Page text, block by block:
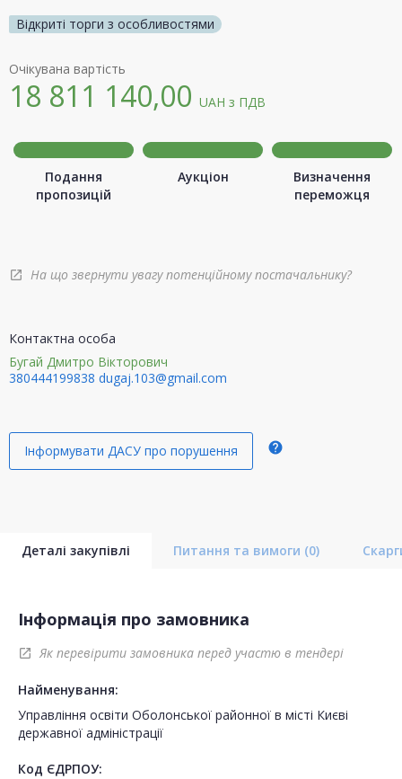
Відкриті торги з особливостями
Очікувана вартість
18 811 140,00 UAH з ПДВ
Подання
пропозицій
Аукціон
Визначення
переможця
open_in_new На що звернути увагу потенційному постачальнику?
Контактна особа
Бугай Дмитро Вікторович
380444199838 dugaj.103@gmail.com
Інформувати ДАСУ про порушення help
Деталі закупівлі Питання та вимоги (0)
Інформація про замовника
open_in_new Як перевірити замовника перед участю в тендері
Найменування:
Управління освіти Оболонської районної в місті Києві
державної адміністрації
Код ЄДРПОУ: